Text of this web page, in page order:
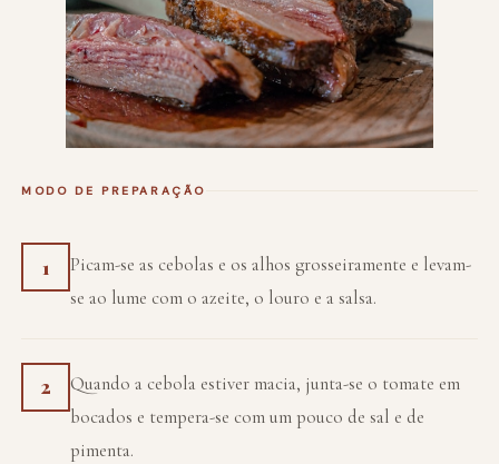
MODO DE PREPARAÇÃO
1
Picam-se as cebolas e os alhos grosseiramente e levam-
se ao lume com o azeite, o louro e a salsa.
2
Quando a cebola estiver macia, junta-se o tomate em
bocados e tempera-se com um pouco de sal e de
pimenta.